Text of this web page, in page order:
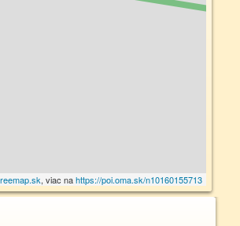
, viac nahttps://poi.oma.sk/n10160155713